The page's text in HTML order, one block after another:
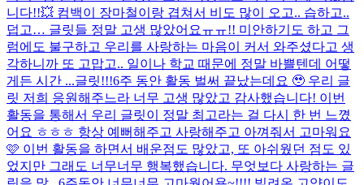
니다!!💥 컴백이 장마철이랑 겹쳐서 비도 많이 오고.. 습하고..
덥고… 글릿들 정말 고생 많았어요ㅠㅠ!! 미안하기도 하고 그
럼에도 불구하고 우리를 사랑하는 마음이 커서 와주셨다고 생
각하니까 또 고맙고.. 일이나 학교 때문에 정말 바쁠텐데 어떻
게든 시간 ...글릿!!!6주 동안 활동 벌써 끝났는데요 🥹 우리 글
릿 저희 응원해주느라 너무 고생 많았고 감사했습니다! 이번
활동을 통해서 우리 글릿이 정말 최고라는 걸 다시 한 번 느꼈
어요 ㅎㅎㅎ 항상 예뻐해주고 사랑해주고 아껴줘서 고마워요
🩷 이번 활동을 하면서 배운점도 많았고, 또 아쉬웠던 점도 있
었지만 그래도 너무너무 행복했습니다. 무엇보다 사랑하는 글